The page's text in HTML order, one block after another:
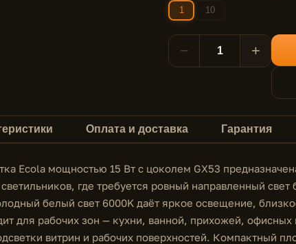
1 10
− +
Оплата и доставка Гарантия
Ecola мощностью 15 Вт с цоколем GX53
где требуется ровный направленный свет
белый свет 6000K даёт яркое освещение,
для рабочих зон — кухни, ванной, прихожей, офисных
витрин и рабочих поверхностей. Компактный